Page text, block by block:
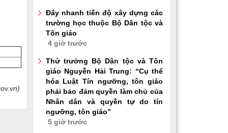
Đẩy nhanh tiến độ xây dựng các
trường học thuộc Bộ Dân tộc và
Tôn giáo
4 giờ trước
Thứ trưởng Bộ Dân tộc và Tôn
giáo Nguyễn Hải Trung: “Cụ thể
hóa Luật Tín ngưỡng, tôn giáo
phải bảo đảm quyền làm chủ của
Nhân dân và quyền tự do tín
ngưỡng, tôn giáo”
5 giờ trước